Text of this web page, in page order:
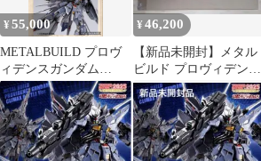
¥55,000
METALBUILD プロヴ
ィデンスガンダム
CLIMAX BATTLE 未開
封
¥46,200
【新品未開封】メタル
ビルド プロヴィデンス
ガンダム